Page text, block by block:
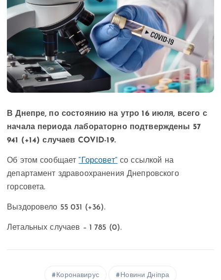
В Днепре, по состоянию на утро 16 июля, всего с
начала периода лабораторно подтверждены 57
941 (+14) случаев COVID-19.
Об этом сообщает“Горсовет” со ссылкой на
департамент здравоохранения Днепровского
горсовета.
Выздоровело 55 031 (+36).
Летальных случаев – 1 785 (0).
Коронавирус Новини Дніпра